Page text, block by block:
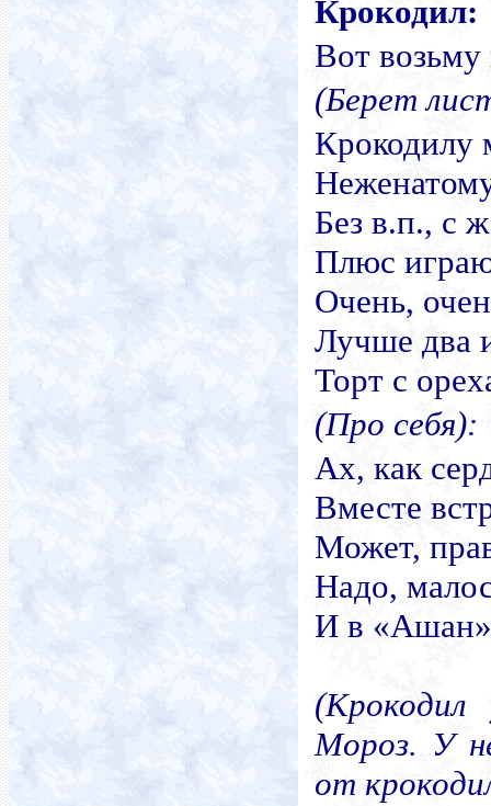
Крокодил:
Вот
(Берет
Крокодилу
Без в.п., с
Плюс
Очень,
Лучше два
Торт с
(Про себя):
Ах, как
Вместе
Может,
Надо,
И в «Ашан»
Мороз. У
от